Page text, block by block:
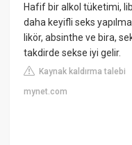
Hafif bir alkol tüketimi,
daha keyifli seks
likör, absinthe ve bira,
takdirde sekse iyi gelir.
Kaynak kaldırma talebi
mynet.com